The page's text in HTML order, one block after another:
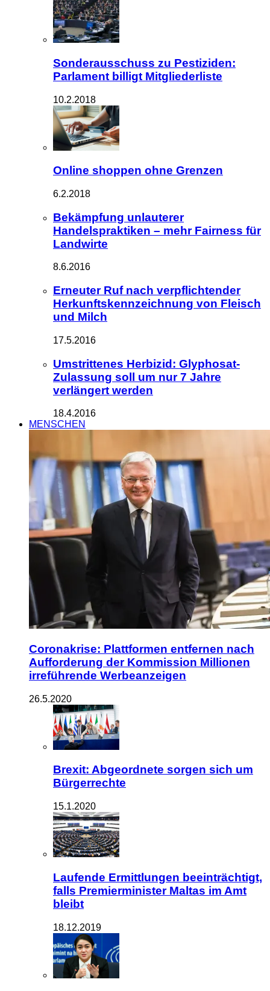
Sonderausschuss zu Pestiziden:
Parlament billigt Mitgliederliste
10.2.2018
Online shoppen ohne Grenzen
6.2.2018
Bekämpfung unlauterer
Handelspraktiken – mehr Fairness für
Landwirte
8.6.2016
Erneuter Ruf nach verpflichtender
Herkunftskennzeichnung von Fleisch
und Milch
17.5.2016
Umstrittenes Herbizid: Glyphosat-
Zulassung soll um nur 7 Jahre
verlängert werden
18.4.2016
MENSCHEN
Coronakrise: Plattformen entfernen nach
Aufforderung der Kommission Millionen
irreführende Werbeanzeigen
26.5.2020
Brexit: Abgeordnete sorgen sich um
Bürgerrechte
15.1.2020
Laufende Ermittlungen beeinträchtigt,
falls Premierminister Maltas im Amt
bleibt
18.12.2019